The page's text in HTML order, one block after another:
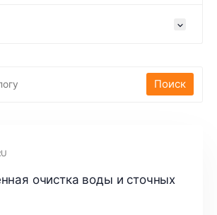
Поиск
очистка воды и сточных